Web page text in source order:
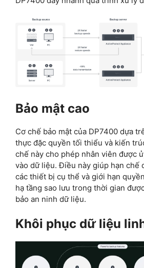
Bảo mật cao
Cơ chế bảo mật của DP7400 dựa
thực đặc quyền tối thiểu và kiến
chế này cho phép nhân viên được
vào dữ liệu. Điều này giúp hạn chế
các thiết bị cụ thể và giới hạn
hạ tầng sao lưu trong thời gian
bảo an ninh dữ liệu.
Khôi phục dữ liệu